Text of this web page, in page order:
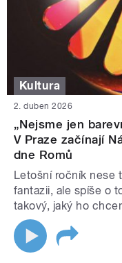
Kultura
2. duben 2026
„Nejsme jen
V Praze začínají
dne Romů
Letošní ročník nese
fantazii, ale spíše o
takový, jaký ho